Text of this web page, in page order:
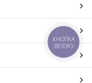
КНОПКА
ЗВ'ЯЗКУ